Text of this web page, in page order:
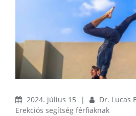
2024. július 15 | Dr. Lucas
Erekciós segítség férfiaknak